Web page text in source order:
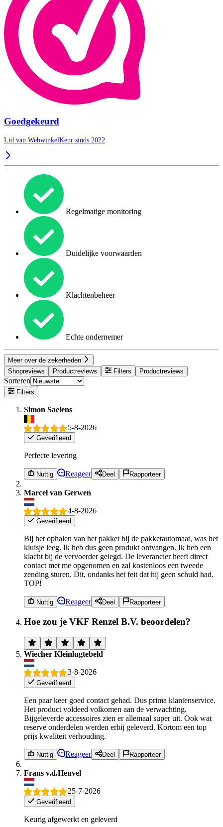
Goedgekeurd
Lid van WebwinkelKeur sinds 2022
Regelmatige monitoring
Duidelijke voorwaarden
Klachtenbeheer
Echte ondernemer
Meer over de zekerheden
Shopreviews
Productreviews Filters Productreviews
Sorteren
Filters
Simon Saelens
5-8-2026
Geverifieerd
Perfecte levering
Nuttig Reageer Deel Rapporteer
Marcel van Gerwen
4-8-2026
Geverifieerd
Bij het ophalen van het pakket bij de pakketautomaat, was het
kluisje leeg. Ik heb dus geen produkt ontvangen. Ik heb een
klacht bij de vervoerder gelegd. De leverancier heeft direct
contact met me opgenomen en zal kostenloos een tweede
zending sturen. Dit, ondanks het feit dat hij geen schuld had.
TOP!
Nuttig Reageer Deel Rapporteer
Hoe zou je VKF Renzel B.V. beoordelen?
Wiecher Kleinlugtebeld
3-8-2026
Geverifieerd
Een paar keer goed contact gehad. Dus prima klantenservice.
Het product voldeed volkomen aan de verwachting.
Bijgeleverde accessoires zien er allemaal super uit. Ook wat
reserve onderdelen werden erbij geleverd. Kortom een top
prijs kwaliteit verhouding.
Nuttig Reageer Deel Rapporteer
Frans v.d.Heuvel
25-7-2026
Geverifieerd
Keurig afgewerkt en geleverd